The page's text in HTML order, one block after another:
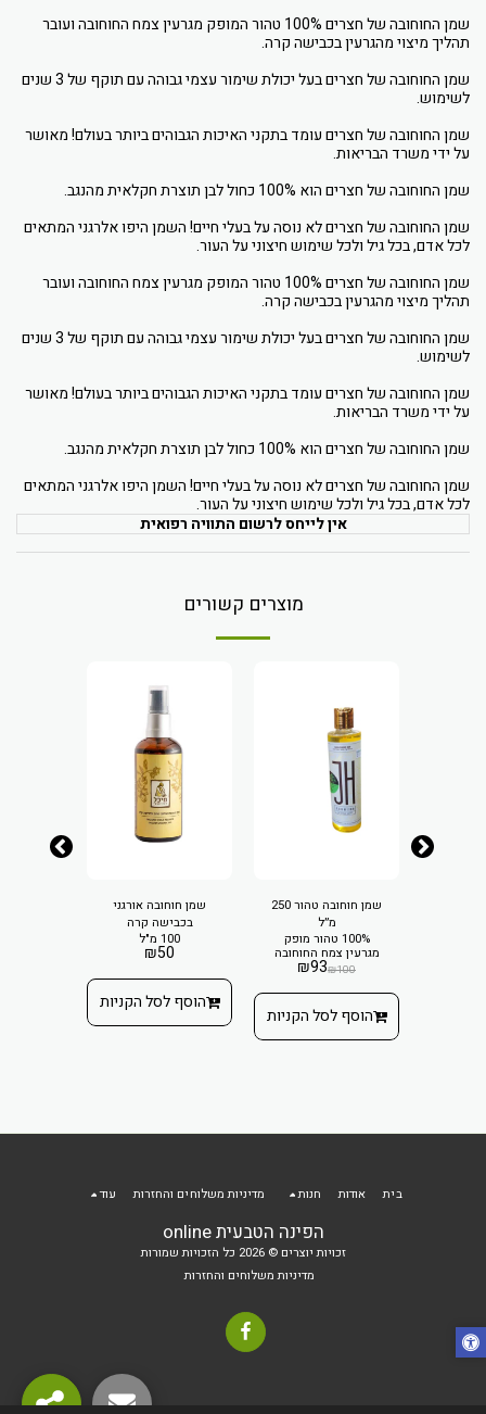
שמן החוחובה של חצרים 100% טהור המופק מגרעין צמח החוחובה ועובר
תהליך מיצוי מהגרעין בכבישה קרה.
שמן החוחובה של חצרים בעל יכולת שימור עצמי גבוהה עם תוקף של 3 שנים
לשימוש.
שמן החוחובה של חצרים עומד בתקני האיכות הגבוהים ביותר בעולם! מאושר
על ידי משרד הבריאות.
שמן החוחובה של חצרים הוא 100% כחול לבן תוצרת חקלאית מהנגב.
שמן החוחובה של חצרים לא נוסה על בעלי חיים! השמן היפו אלרגני המתאים
לכל אדם, בכל גיל ולכל שימוש חיצוני על העור.
שמן החוחובה של חצרים 100% טהור המופק מגרעין צמח החוחובה ועובר
תהליך מיצוי מהגרעין בכבישה קרה.
שמן החוחובה של חצרים בעל יכולת שימור עצמי גבוהה עם תוקף של 3 שנים
לשימוש.
שמן החוחובה של חצרים עומד בתקני האיכות הגבוהים ביותר בעולם! מאושר
על ידי משרד הבריאות.
שמן החוחובה של חצרים הוא 100% כחול לבן תוצרת חקלאית מהנגב.
שמן החוחובה של חצרים לא נוסה על בעלי חיים! השמן היפו אלרגני המתאים
לכל אדם, בכל גיל ולכל שימוש חיצוני על העור.
אין לייחס לרשום התוויה רפואית
מוצרים קשורים
שמן חוחובה טהור 250
מ״ל
100% טהור מופק
מגרעין צמח החוחובה
₪100
₪93
הוסף לסל הקניות
שמן חוחובה אורגני
בכבישה קרה
100 מ"ל
₪50
הוסף לסל הקניות
הפינה הטבעית online
זכויות יוצרים © 2026 כל הזכויות שמורות
מדיניות משלוחים והחזרות
בית אודות חנות מדיניות משלוחים והחזרות עוד